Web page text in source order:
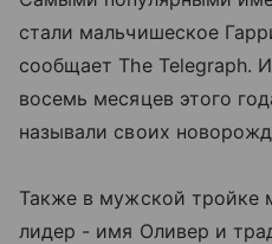
стали мальчишеское
сообщает The Telegraph.
восемь месяцев этого
называли своих
Также в мужской тройке
лидер - имя Оливер и